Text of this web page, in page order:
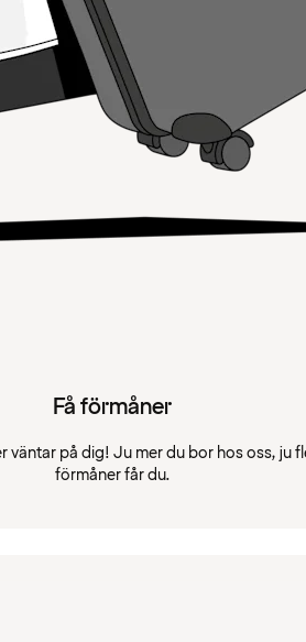
Få förmåner
väntar på dig! Ju mer du bor hos oss, ju
förmåner får du.